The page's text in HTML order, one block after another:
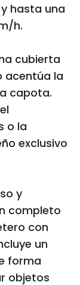
hasta una
h.
cubierta
acentúa la
capota.
o la
exclusivo
y
completo
con
un
forma
objetos